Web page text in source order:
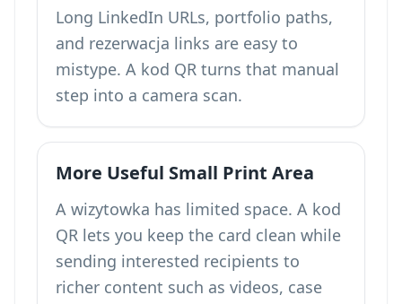
Long LinkedIn URLs, portfolio paths,
and rezerwacja links are easy to
mistype. A kod QR turns that manual
step into a camera scan.
More Useful Small Print Area
A wizytowka has limited space. A kod
QR lets you keep the card clean while
sending interested recipients to
richer content such as videos, case